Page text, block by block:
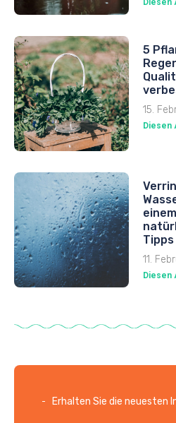
Diesen
5
15.
Diesen
Tipps
11.
Diesen
Erhalten Sie die neuesten